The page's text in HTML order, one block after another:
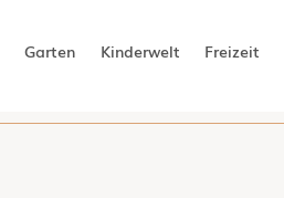
Garten Kinderwelt Freizeit